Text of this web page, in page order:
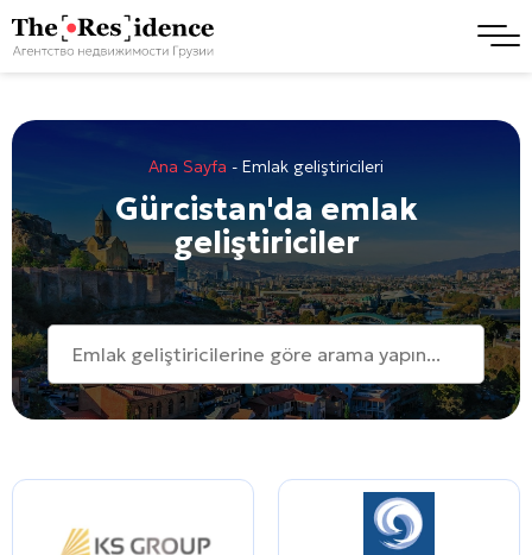
Ana Sayfa - Emlak geliştiricileri
Gürcistan'da emlak
geliştiriciler